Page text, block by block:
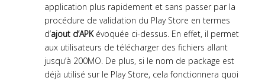
application plus rapidement et sans passer par la
procédure de validation du Play Store en termes
d’ajout d’APKévoquée ci-dessus. En effet, il permet
aux utilisateurs de télécharger des fichiers allant
jusqu’à 200MO. De plus, si le nom de package est
déjà utilisé sur le Play Store, cela fonctionnera quoi